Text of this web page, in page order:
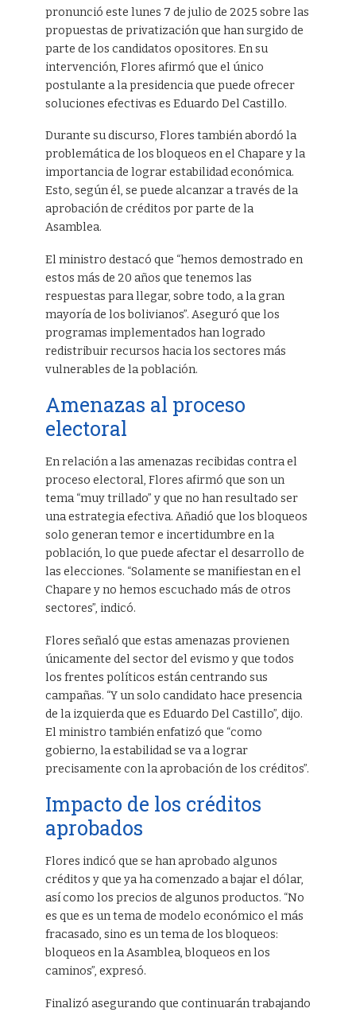
pronunció este lunes 7 de julio de 2025 sobre las
propuestas de privatización que han surgido de
parte de los candidatos opositores. En su
intervención, Flores afirmó que el único
postulante a la presidencia que puede ofrecer
soluciones efectivas es Eduardo Del Castillo.
Durante su discurso, Flores también abordó la
problemática de los bloqueos en el Chapare y la
importancia de lograr estabilidad económica.
Esto, según él, se puede alcanzar a través de la
aprobación de créditos por parte de la
Asamblea.
El ministro destacó que “hemos demostrado en
estos más de 20 años que tenemos las
respuestas para llegar, sobre todo, a la gran
mayoría de los bolivianos”. Aseguró que los
programas implementados han logrado
redistribuir recursos hacia los sectores más
vulnerables de la población.
Amenazas al proceso
electoral
En relación a las amenazas recibidas contra el
proceso electoral, Flores afirmó que son un
tema “muy trillado” y que no han resultado ser
una estrategia efectiva. Añadió que los bloqueos
solo generan temor e incertidumbre en la
población, lo que puede afectar el desarrollo de
las elecciones. “Solamente se manifiestan en el
Chapare y no hemos escuchado más de otros
sectores”, indicó.
Flores señaló que estas amenazas provienen
únicamente del sector del evismo y que todos
los frentes políticos están centrando sus
campañas. “Y un solo candidato hace presencia
de la izquierda que es Eduardo Del Castillo”, dijo.
El ministro también enfatizó que “como
gobierno, la estabilidad se va a lograr
precisamente con la aprobación de los créditos”.
Impacto de los créditos
aprobados
Flores indicó que se han aprobado algunos
créditos y que ya ha comenzado a bajar el dólar,
así como los precios de algunos productos. “No
es que es un tema de modelo económico el más
fracasado, sino es un tema de los bloqueos:
bloqueos en la Asamblea, bloqueos en los
caminos”, expresó.
Finalizó asegurando que continuarán trabajando